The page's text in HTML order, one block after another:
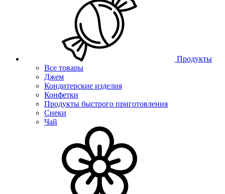
Продукты
Все товары
Джем
Кондитерские изделия
Конфетки
Продукты быстрого приготовления
Снеки
Чай